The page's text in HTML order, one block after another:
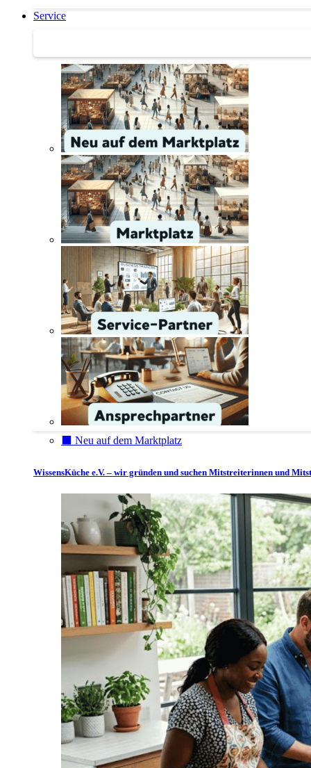
Service
⬛️ Neu auf dem Marktplatz
WissensKüche e.V. – wir gründen und suchen Mitstreiterinnen und